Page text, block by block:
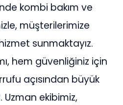
kombi bakım ve
müşterilerimize
sunmaktayız.
hem güvenliğiniz için
açısından büyük
Uzman ekibimiz,